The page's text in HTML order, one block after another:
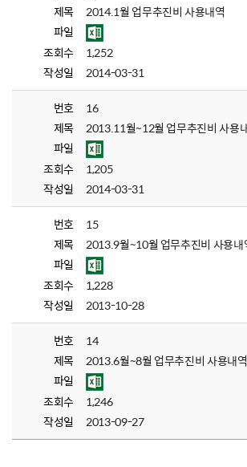
제목
2014.1월 업무추진비 사용내역
파일
조회수
1,252
작성일
2014-03-31
번호
16
제목
2013.11월~12월 업무추진비 사용
파일
조회수
1,205
작성일
2014-03-31
번호
15
제목
2013.9월~10월 업무추진비 사용내
파일
조회수
1,228
작성일
2013-10-28
번호
14
제목
2013.6월~8월 업무추진비 사용내역
파일
조회수
1,246
작성일
2013-09-27